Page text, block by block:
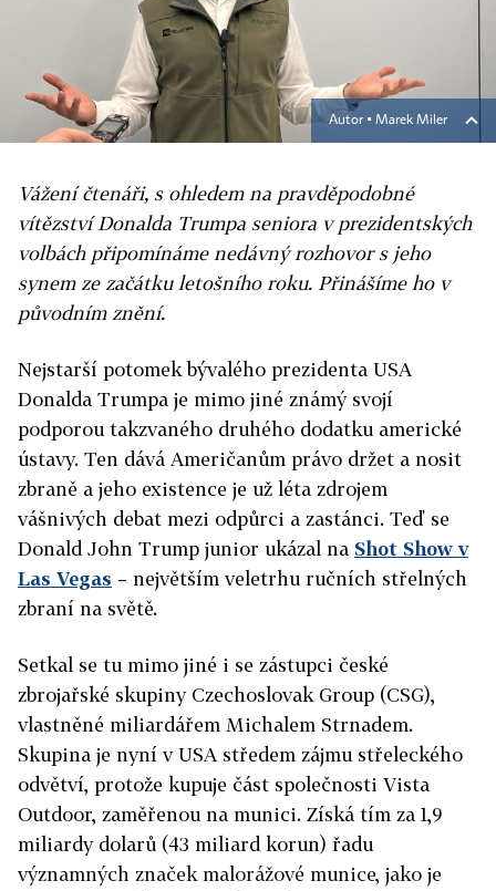
Autor ▪ Marek Miler
Vážení čtenáři, s ohledem na pravděpodobné
vítězství Donalda Trumpa seniora v prezidentských
volbách připomínáme nedávný rozhovor s jeho
synem ze začátku letošního roku. Přinášíme ho v
původním znění.
Nejstarší potomek bývalého prezidenta USA
Donalda Trumpa je mimo jiné známý svojí
podporou takzvaného druhého dodatku americké
ústavy. Ten dává Američanům právo držet a nosit
zbraně a jeho existence je už léta zdrojem
vášnivých debat mezi odpůrci a zastánci. Teď se
Donald John Trump junior ukázal na Shot Show v
Las Vegas – největším veletrhu ručních střelných
zbraní na světě.
Setkal se tu mimo jiné i se zástupci české
zbrojařské skupiny Czechoslovak Group (CSG),
vlastněné miliardářem Michalem Strnadem.
Skupina je nyní v USA středem zájmu střeleckého
odvětví, protože kupuje část společnosti Vista
Outdoor, zaměřenou na munici. Získá tím za 1,9
miliardy dolarů (43 miliard korun) řadu
významných značek malorážové munice, jako je